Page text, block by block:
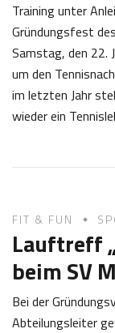
Training unter
Gründungsfest
Samstag, den 22.
um den
im letzten Jahr
wieder ein
5
5
2
0
1
7
a
n
e
Z
o
t
FIT & FUN
Lauftreff
beim SV
Bei der
Abteilungsleiter